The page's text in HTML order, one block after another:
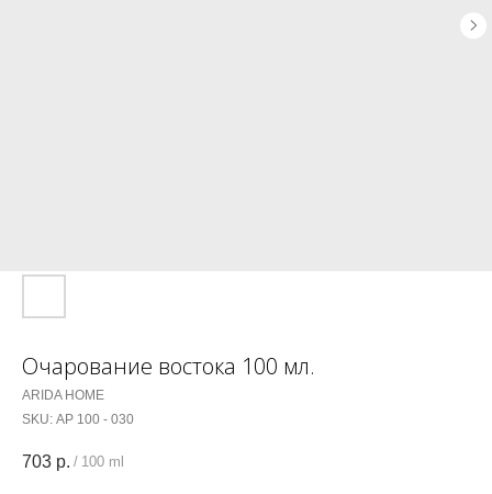
Очарование востока 100 мл.
ARIDA HOME
SKU: АР 100 - 030
703 р. / 100 ml